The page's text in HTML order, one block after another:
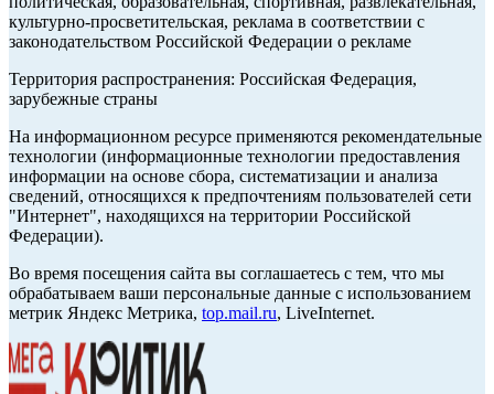
культурно-просветительская, реклама в соответствии с
законодательством Российской Федерации о рекламе
Территория распространения: Российская Федерация,
зарубежные страны
На информационном ресурсе применяются рекомендательные
технологии (информационные технологии предоставления
информации на основе сбора, систематизации и анализа
сведений, относящихся к предпочтениям пользователей сети
"Интернет", находящихся на территории Российской
Федерации).
Во время посещения сайта вы соглашаетесь с тем, что мы
обрабатываем ваши персональные данные с использованием
метрик Яндекс Метрика, top.mail.ru, LiveInternet.